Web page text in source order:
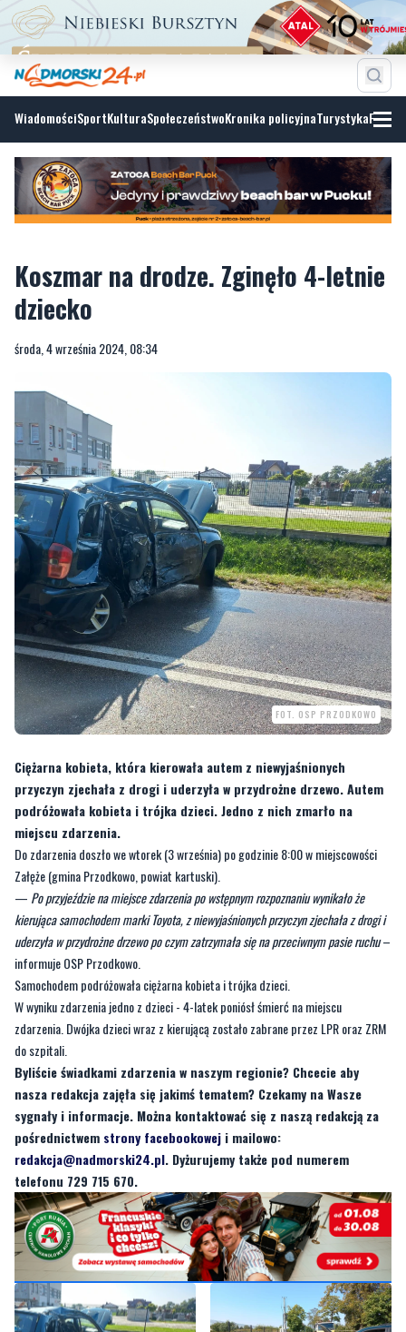
WiadomościSportKulturaSpołeczeństwoKronika policyjnaTurystyka
Koszmar na drodze. Zginęło 4-letnie
środa, 4 września 2024, 08:34
FOT. OSP PRZODKOWO
Ciężarna kobieta, która kierowała autem z niewyjaśnionych
przyczyn zjechała z drogi i uderzyła w przydrożne drzewo. Autem
miejscu zdarzenia.
Do zdarzenia doszło we wtorek (3 września) po godzinie 8:00 w miejscowości
Załęże (gmina Przodkowo, powiat kartuski).
—Po przyjeździe na miejsce zdarzenia po wstępnym rozpoznaniu wynikało że
kierująca samochodem marki Toyota, z niewyjaśnionych przyczyn zjechała z drogi i
uderzyła w przydrożne drzewo po czym zatrzymała się na przeciwnym pasie ruchu
informuje OSP Przodkowo.
Samochodem podróżowała ciężarna kobieta i trójka dzieci.
W wyniku zdarzenia jedno z dzieci - 4-latek poniósł śmierć na miejscu
zdarzenia. Dwójka dzieci wraz z kierującą zostało zabrane przez LPR oraz ZRM
do szpitali.
Byliście świadkami zdarzenia w naszym regionie? Chcecie aby
nasza redakcja zajęła się jakimś tematem? Czekamy na Wasze
sygnały i informacje. Można kontaktować się z naszą redakcją za
pośrednictwemstrony facebookoweji mailowo:
redakcja@nadmorski24.pl. Dyżurujemy także pod numerem
telefonu 729 715 670.